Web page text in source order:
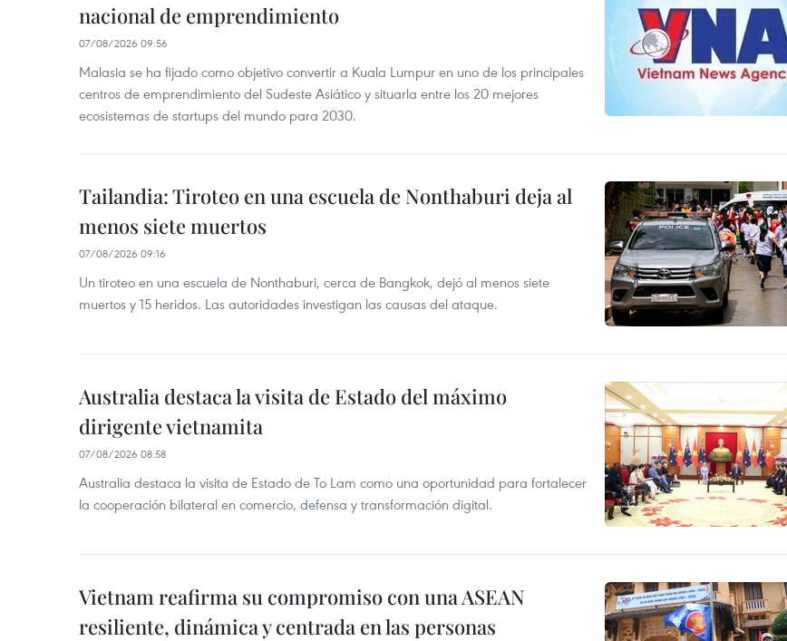
nacional de emprendimiento
07/08/2026 09:56
Malasia se ha fijado como objetivo convertir a Kuala Lumpur en uno de los principales
centros de emprendimiento del Sudeste Asiático y situarla entre los 20 mejores
ecosistemas de startups del mundo para 2030.
Tailandia: Tiroteo en una escuela de Nonthaburi deja al
menos siete muertos
07/08/2026 09:16
Un tiroteo en una escuela de Nonthaburi, cerca de Bangkok, dejó al menos siete
muertos y 15 heridos. Las autoridades investigan las causas del ataque.
Australia destaca la visita de Estado del máximo
dirigente vietnamita
07/08/2026 08:58
Australia destaca la visita de Estado de To Lam como una oportunidad para fortalecer
la cooperación bilateral en comercio, defensa y transformación digital.
Vietnam reafirma su compromiso con una ASEAN
resiliente, dinámica y centrada en las personas